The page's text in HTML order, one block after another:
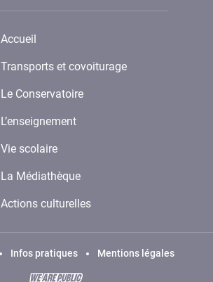
Accueil
Transports et covoiturage
Le Conservatoire
L’enseignement
Vie scolaire
La Médiathèque
Actions culturelles
Infos pratiques Mentions légales